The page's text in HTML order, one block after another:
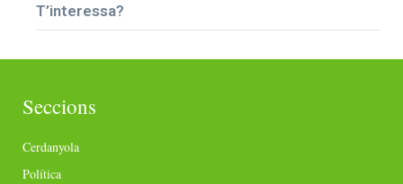
T’interessa?
Seccions
Cerdanyola
Política